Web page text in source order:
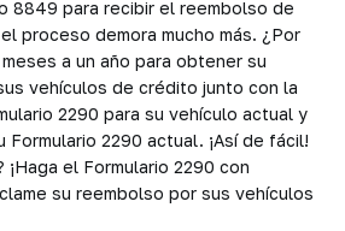
8849 para recibir el reembolso de
proceso demora mucho más. ¿Por
a un año para obtener su
vehículos de crédito junto con la
2290 para su vehículo actual y
2290 actual. ¡Así de fácil!
el Formulario 2290 con
su reembolso por sus vehículos